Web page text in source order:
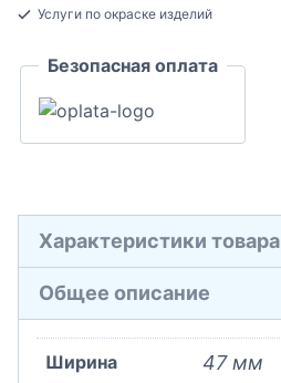
Дюрополимер
Услуги по окраске изделий
Безопасная оплата
Характеристики товара
Общее описание
Ширина 47 мм